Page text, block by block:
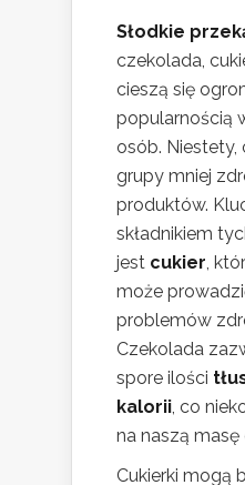
Słodkie
czekolada,
cieszą się
popularnością
osób. Niestety,
grupy mniej
produktów.
składnikiem
jest cukier,
może
problemów
Czekolada
spore ilości
kalorii, co
na naszą masę
Cukierki mogą